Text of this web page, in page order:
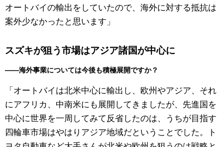
オートバイの輸出をしていたので、海外に対する抵抗は
案外少なかったと思います」
スズキが狙う市場はアジア諸国が中心に
——海外事業については今後も積極展開ですか？
「オートバイは北米中心に輸出し、欧州やアジア、それ
にアフリカ、中南米にも展開してきましたが、先進国を
中心に世界を一周してみて反省したのは、うちが目指す
四輪車市場はやはりアジア地域だということでした。ト